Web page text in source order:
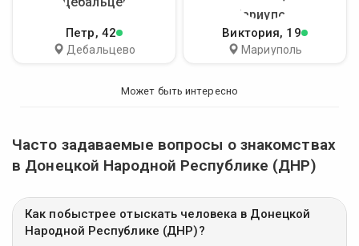
Петр, 42
Дебальцево
Виктория, 19
Мариуполь
Может быть интересно
Часто задаваемые вопросы о знакомствах
в Донецкой Народной Республике (ДНР)
Как побыстрее отыскать человека в Донецкой
Народной Республике (ДНР)?